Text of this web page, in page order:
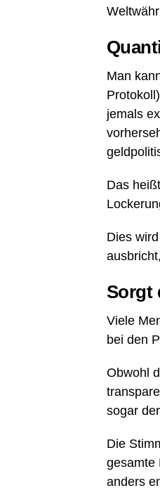
Man
jemals
Das
Dies
Sorgt
Viele
bei den
Obwohl
sogar
Die
gesamte
anders